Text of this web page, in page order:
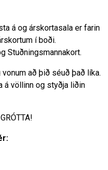
á og árskortasala er farin
í boði.
Stuðningsmannakort.
að þið séuð það líka.
á völlinn og styðja liðin